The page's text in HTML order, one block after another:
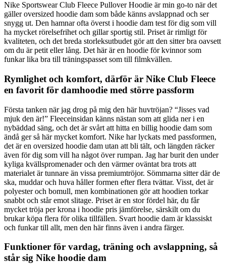
Nike Sportswear Club Fleece Pullover Hoodie är min go-to när det
gäller oversized hoodie dam som både känns avslappnad och ser
snygg ut. Den hamnar ofta överst i hoodie dam test för dig som vill
ha mycket rörelsefrihet och gillar sportig stil. Priset är rimligt för
kvaliteten, och det breda storleksutbudet gör att den sitter bra oavsett
om du är petit eller lång. Det här är en hoodie för kvinnor som
funkar lika bra till träningspasset som till filmkvällen.
Rymlighet och komfort, därför är Nike Club Fleece
en favorit för damhoodie med större passform
Första tanken när jag drog på mig den här huvtröjan? “Jisses vad
mjuk den är!” Fleeceinsidan känns nästan som att glida ner i en
nybäddad säng, och det är svårt att hitta en billig hoodie dam som
ändå ger så här mycket komfort. Nike har lyckats med passformen,
det är en oversized hoodie dam utan att bli tält, och längden räcker
även för dig som vill ha något över rumpan. Jag har burit den under
kyliga kvällspromenader och den värmer oväntat bra trots att
materialet är tunnare än vissa premiumtröjor. Sömmarna sitter där de
ska, muddar och huva håller formen efter flera tvättar. Visst, det är
polyester och bomull, men kombinationen gör att hoodien torkar
snabbt och står emot slitage. Priset är en stor fördel här, du får
mycket tröja per krona i hoodie pris jämförelse, särskilt om du
brukar köpa flera för olika tillfällen. Svart hoodie dam är klassiskt
och funkar till allt, men den här finns även i andra färger.
Funktioner för vardag, träning och avslappning, så
står sig Nike hoodie dam